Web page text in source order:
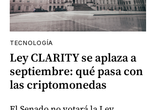
TECNOLOGÍA
Ley CLARITY se aplaza a
septiembre: qué pasa con
las criptomonedas